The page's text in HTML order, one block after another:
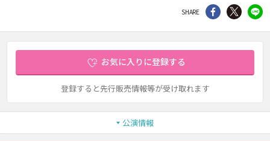
SHARE シェア Twitter
お気に入りに登録する
登録すると先行販売情報等が受け取れます
公演情報